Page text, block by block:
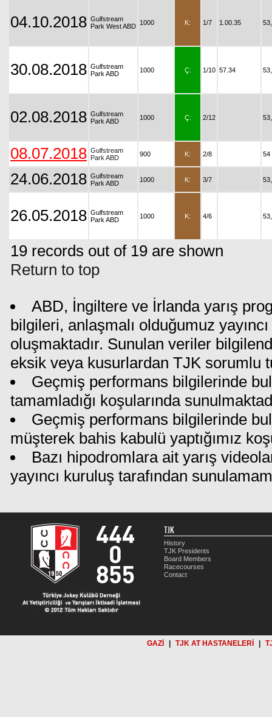
04.10.2018 Gulfstream
Park West ABD 1000 K: 1/7 1.00.35
30.08.2018 Gulfstream
Park ABD
1000 Ç: 1/10 57.34
02.08.2018 Gulfstream
Park ABD
1000 Ç: 2/12
08.07.2018 Gulfstream
Park ABD
900 K: 2/8 54
24.06.2018 Gulfstream
Park ABD
1000 K: 3/7
26.05.2018 Gulfstream
Park ABD
1000 K: 4/6
19 records out of 19 are shown
Return to top
ABD, İngiltere ve İrlanda yarış
bilgileri, anlaşmalı olduğumuz
oluşmaktadır. Sunulan veriler
eksik veya kusurlardan TJK sorumlu
Geçmiş performans bilgilerinde
tamamladığı koşularında
Geçmiş performans bilgilerinde
müşterek bahis kabulü yaptığımız
Bazı hipodromlara ait yarış
yayıncı kuruluş tarafından
TJK
History
TJK Presidents
Board Members
Racecourses
Contact
GAZİ TJK AT HASTANELERİ